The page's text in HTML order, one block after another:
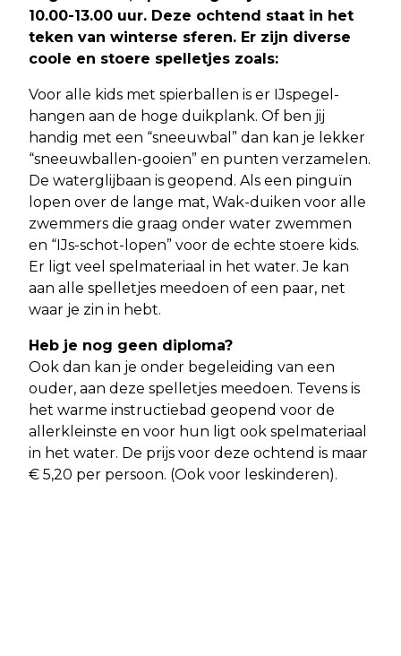
10.00-13.00 uur. Deze ochtend staat in het
teken van winterse sferen. Er zijn diverse
coole en stoere spelletjes zoals:
Voor alle kids met spierballen is er IJspegel-
hangen aan de hoge duikplank. Of ben jij
handig met een “sneeuwbal” dan kan je lekker
“sneeuwballen-gooien” en punten verzamelen.
De waterglijbaan is geopend. Als een pinguïn
lopen over de lange mat, Wak-duiken voor alle
zwemmers die graag onder water zwemmen
en “IJs-schot-lopen” voor de echte stoere kids.
Er ligt veel spelmateriaal in het water. Je kan
aan alle spelletjes meedoen of een paar, net
waar je zin in hebt.
Heb je nog geen diploma?
Ook dan kan je onder begeleiding van een
ouder, aan deze spelletjes meedoen. Tevens is
het warme instructiebad geopend voor de
allerkleinste en voor hun ligt ook spelmateriaal
in het water. De prijs voor deze ochtend is maar
€ 5,20 per persoon. (Ook voor leskinderen).